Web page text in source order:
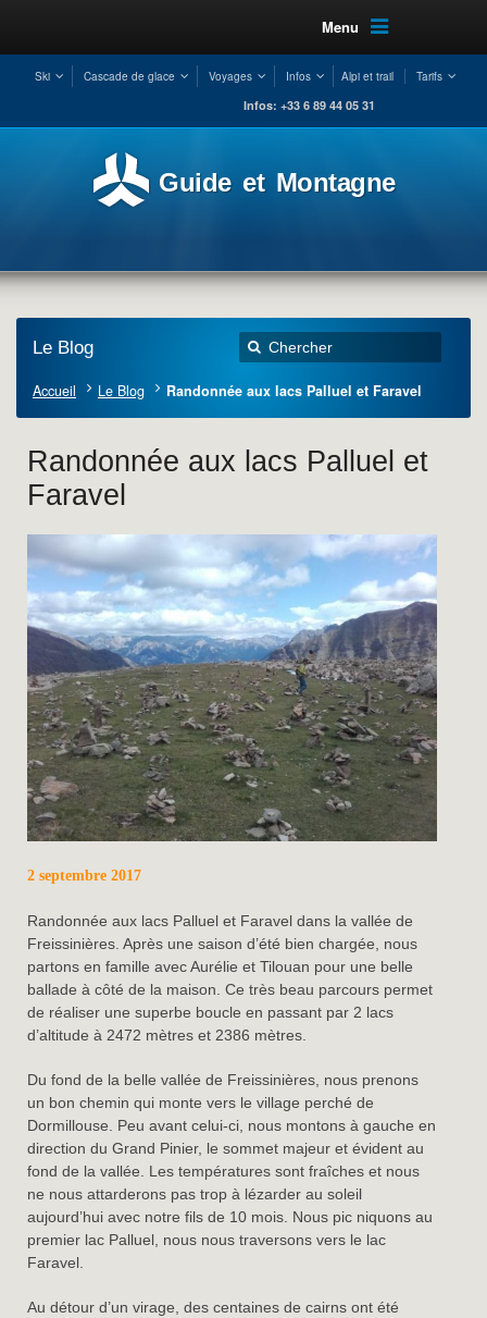
Menu
Ski Cascade de glace Voyages Infos Alpi et trail Tarifs
Infos: +33 6 89 44 05 31
Guide et Montagne
Le Blog
Accueil Le Blog Randonnée aux lacs Palluel et Faravel
Randonnée aux lacs Palluel et
Faravel
2 septembre 2017
Randonnée aux lacs Palluel et Faravel dans la vallée de
Freissinières. Après une saison d’été bien chargée, nous
partons en famille avec Aurélie et Tilouan pour une belle
ballade à côté de la maison. Ce très beau parcours permet
de réaliser une superbe boucle en passant par 2 lacs
d’altitude à 2472 mètres et 2386 mètres.
Du fond de la belle vallée de Freissinières, nous prenons
un bon chemin qui monte vers le village perché de
Dormillouse. Peu avant celui-ci, nous montons à gauche en
direction du Grand Pinier, le sommet majeur et évident au
fond de la vallée. Les températures sont fraîches et nous
ne nous attarderons pas trop à lézarder au soleil
aujourd’hui avec notre fils de 10 mois. Nous pic niquons au
premier lac Palluel, nous nous traversons vers le lac
Faravel.
Au détour d’un virage, des centaines de cairns ont été